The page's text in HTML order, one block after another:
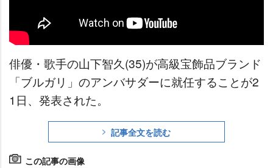
俳優・歌手の山下智久(35)が高級宝飾品ブランド
「ブルガリ」のアンバサダーに就任することが2
1日、発表された。
記事全文を読む
この記事の画像